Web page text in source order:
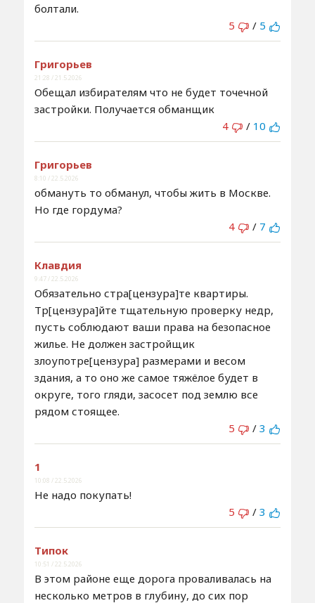
болтали.
5
/ 5
Григорьев
21:28 / 21.5.2026
Обещал избирателям что не будет точечной
застройки. Получается обманщик
4
/ 10
Григорьев
8:10 / 22.5.2026
обмануть то обманул, чтобы жить в Москве.
Но где гордума?
4
/ 7
Клавдия
9:47 / 22.5.2026
Обязательно стра[цензура]те квартиры.
Тр[цензура]йте тщательную проверку недр,
пусть соблюдают ваши права на безопасное
жилье. Не должен застройщик
злоупотре[цензура] размерами и весом
здания, а то оно же самое тяжёлое будет в
округе, того гляди, засосет под землю все
рядом стоящее.
5
/ 3
1
10:08 / 22.5.2026
Не надо покупать!
5
/ 3
Типок
10:51 / 22.5.2026
В этом районе еще дорога проваливалась на
несколько метров в глубину, до сих пор